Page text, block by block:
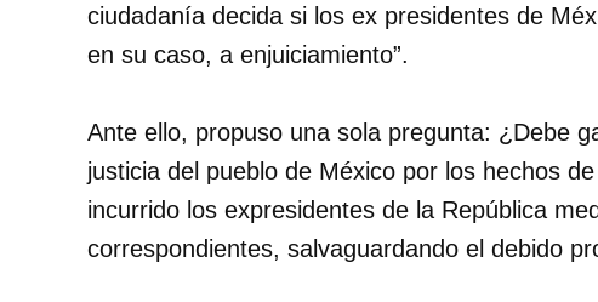
ciudadanía decida si los ex presidentes de
en su caso, a enjuiciamiento”.
Ante ello, propuso una sola pregunta: ¿Debe
justicia del pueblo de México por los hechos
incurrido los expresidentes de la República
correspondientes, salvaguardando el debido